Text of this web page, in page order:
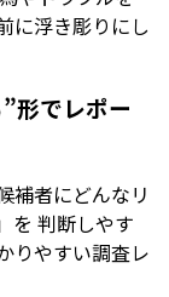
に浮き彫りにし
形でレポー
補者にどんなリ
を 判断しやす
りやすい調査レ